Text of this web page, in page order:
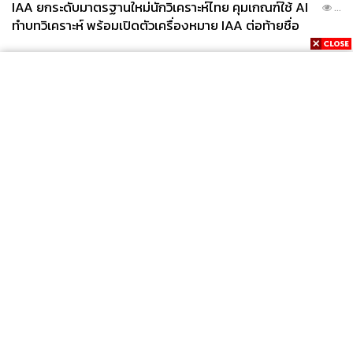
IAA ยกระดับมาตรฐานใหม่นักวิเคราะห์ไทย คุมเกณฑ์ใช้ AI
ทำบทวิเคราะห์ พร้อมเปิดตัวเครื่องหมาย IAA ต่อท้ายชื่อ
...